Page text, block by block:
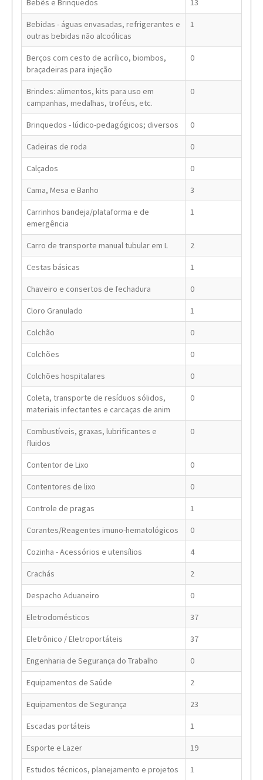
Bebês e Brinquedos 13
Bebidas - águas envasadas, refrigerantes e
outras bebidas não alcoólicas
1
Berços com cesto de acrílico, biombos,
braçadeiras para injeção
0
Brindes: alimentos, kits para uso em
campanhas, medalhas, troféus, etc.
0
Brinquedos - lúdico-pedagógicos; diversos 0
Cadeiras de roda 0
Calçados 0
Cama, Mesa e Banho 3
Carrinhos bandeja/plataforma e de
emergência
1
Carro de transporte manual tubular em L 2
Cestas básicas 1
Chaveiro e consertos de fechadura 0
Cloro Granulado 1
Colchão 0
Colchões 0
Colchões hospitalares 0
Coleta, transporte de resíduos sólidos,
materiais infectantes e carcaças de anim
0
Combustíveis, graxas, lubrificantes e
fluidos
0
Contentor de Lixo 0
Contentores de lixo 0
Controle de pragas 1
Corantes/Reagentes imuno-hematológicos 0
Cozinha - Acessórios e utensílios 4
Crachás 2
Despacho Aduaneiro 0
Eletrodomésticos 37
Eletrônico / Eletroportáteis 37
Engenharia de Segurança do Trabalho 0
Equipamentos de Saúde 2
Equipamentos de Segurança 23
Escadas portáteis 1
Esporte e Lazer 19
Estudos técnicos, planejamento e projetos 1